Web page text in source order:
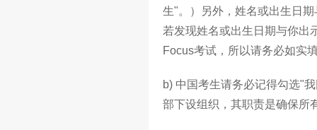
生"。）另外，姓名或出生日
若发现姓名或出生日期与你出
Focus考试，所以请务必如实
b) 中国考生请务必记得勾选"
部下设组织，其职责是确保所